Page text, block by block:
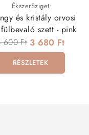
ÉkszerSziget
és kristály orvosi
szett - pink
600 Ft 3 680 Ft
RÉSZLETEK